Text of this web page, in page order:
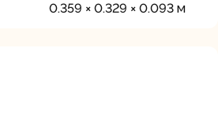
0.359 × 0.329 × 0.093 м